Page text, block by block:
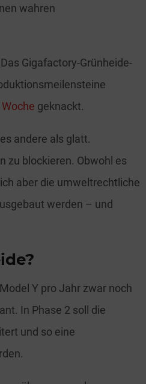
wahren
Gigafactory-Grünheide-
geknackt.
andere als glatt.
zu blockieren. Obwohl es
aber die umweltrechtliche
werden – und
Y pro Jahr zwar noch
In Phase 2 soll die
und so eine